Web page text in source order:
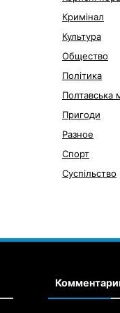
Кримінал
Культура
Общество
Політика
Полтавська
Пригоди
Разное
Спорт
Суспільство